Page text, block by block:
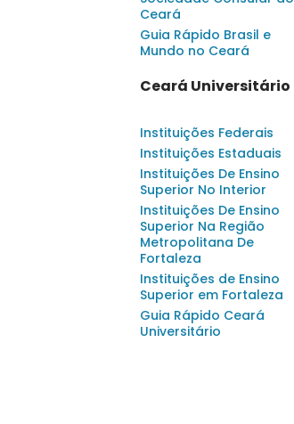
Ceará
Guia Rápido Brasil e
Mundo no Ceará
Ceará Universitário
Instituições Federais
Instituições Estaduais
Instituições De Ensino
Superior No Interior
Instituições De Ensino
Superior Na Região
Metropolitana De
Fortaleza
Instituições de Ensino
Superior em Fortaleza
Guia Rápido Ceará
Universitário